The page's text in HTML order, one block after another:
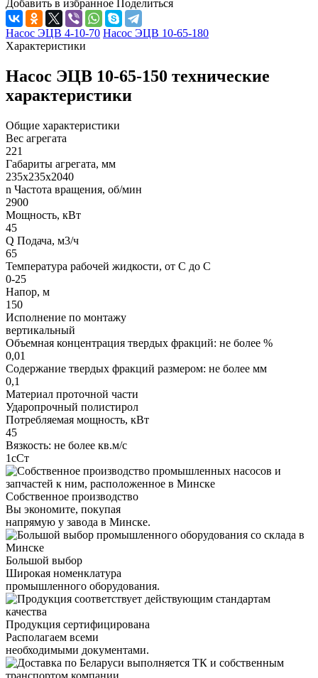
Добавить в избранное Поделиться
Насос ЭЦВ 4-10-70 Насос ЭЦВ 10-65-180
Характеристики
Насос ЭЦВ 10-65-150 технические
характеристики
Общие характеристики
Вес агрегата
221
Габариты агрегата, мм
235х235х2040
n Частота вращения, об/мин
2900
Мощность, кВт
45
Q Подача, м3/ч
65
Температура рабочей жидкости, от С до С
0-25
Напор, м
150
Исполнение по монтажу
вертикальный
Объемная концентрация твердых фракций: не более %
0,01
Содержание твердых фракций размером: не более мм
0,1
Материал проточной части
Ударопрочный полистирол
Потребляемая мощность, кВт
45
Вязкость: не более кв.м/с
1сСт
Собственное производство
Вы экономите, покупая
напрямую у завода в Минске.
Большой выбор
Широкая номенклатура
промышленного оборудования.
Продукция сертифицирована
Располагаем всеми
необходимыми документами.